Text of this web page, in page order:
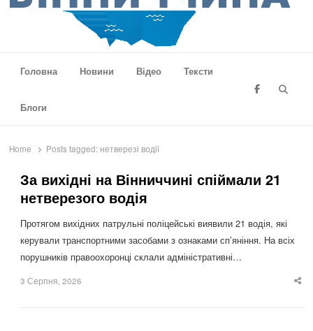
Головна
Новини Відео Тексти
Блоги
Home Posts tagged: нетверезі водії
За вихідні на Вінниччині спіймали 21
нетверезого водія
Протягом вихідних патрульні поліцейські виявили 21 водія, які
керували транспортними засобами з ознаками сп’яніння. На всіх
порушників правоохоронці склали адміністративні…
3 Серпня, 2026